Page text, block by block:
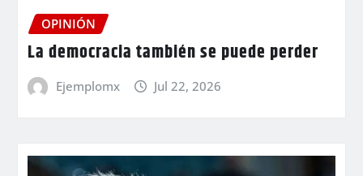
OPINIÓN
La democracia también se puede perder
Ejemplomx Jul 22, 2026